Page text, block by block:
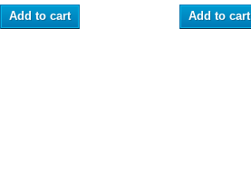
Add to cart Add to cart